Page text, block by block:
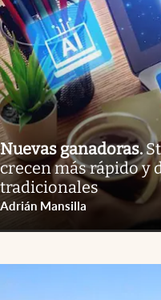
Nuevas ganadoras.
crecen más rápido y
tradicionales
Adrián Mansilla